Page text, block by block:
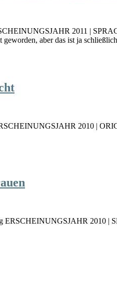
2011 |
aber das ist ja
2010 |
2010 |